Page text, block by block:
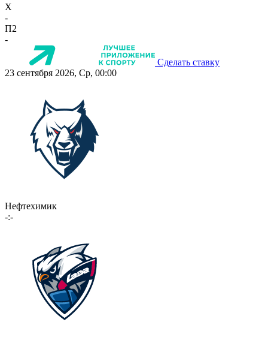
X
-
П2
-
Сделать ставку
23 сентября 2026, Ср, 00:00
Нефтехимик
-:-